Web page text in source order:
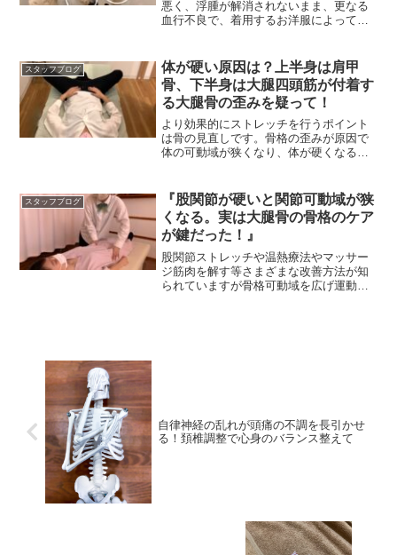
悪く、浮腫が解消されないまま、更なる
血行不良で、着用するお洋服によって腰
スタッフブログ
体が硬い原因は？上半身は肩甲
骨、下半身は大腿四頭筋が付着す
る大腿骨の歪みを疑って！
より効果的にストレッチを行うポイント
は骨の見直しです。骨格の歪みが原因で
体の可動域が狭くなり、体が硬くなるケ
スタッフブログ
『股関節が硬いと関節可動域が狭
くなる。実は大腿骨の骨格のケア
が鍵だった！』
股関節ストレッチや温熱療法やマッサー
ジ筋肉を解す等さまざまな改善方法が知
られていますが骨格可動域を広げ運動パ
自律神経の乱れが頭痛の不調を長引かせ
る！頚椎調整で心身のバランス整えて